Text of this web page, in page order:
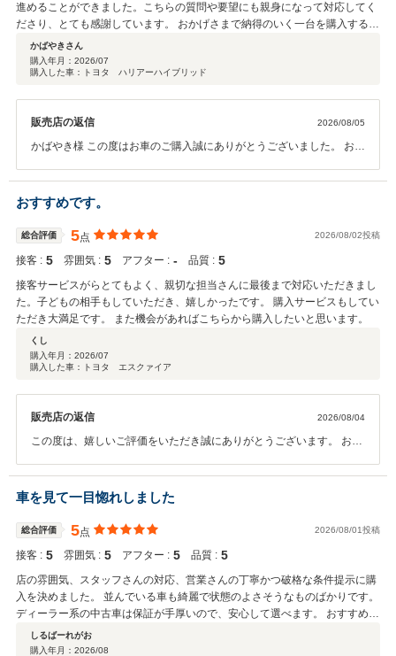
進めることができました。こちらの質問や要望にも親身になって対応してく
ださり、とても感謝しています。 おかげさまで納得のいく一台を購入するこ
とができ、大変満足しています。また機会がありましたら、ぜひお願いした
いと思います。本当にありがとうございました。
かばやきさん
購入年月： 2026/07
購入した車：トヨタ ハリアーハイブリッド
販売店の返信 2026/08/05
かばやき様 この度はお車のご購入誠にありがとうございました。 お褒
せていただきますので何卒宜しくお願い致します。また、機会があり
ました是非ともよろしくお願いいたします。
おすすめです。
総合評価 5点 2026/08/02投稿
接客 : 5 雰囲気 : 5 アフター : ‐ 品質 : 5
接客サービスがらとてもよく、親切な担当さんに最後まで対応いただきまし
た。子どもの相手もしていただき、嬉しかったです。 購入サービスもしてい
ただき大満足です。 また機会があればこちらから購入したいと思います。
くし
購入年月： 2026/07
購入した車：トヨタ エスクァイア
販売店の返信 2026/08/04
この度は、嬉しいご評価をいただき誠にありがとうございます。 お客
ます。 これからも安心・安全なカーライフをサポートできるよう努め
てまいりますので、 お車のことなら何でもお気軽にご相談ください。
今後ともよろしくお願いいたします
車を見て一目惚れしました
総合評価 5点 2026/08/01投稿
接客 : 5 雰囲気 : 5 アフター : 5 品質 : 5
店の雰囲気、スタッフさんの対応、営業さんの丁寧かつ破格な条件提示に購
入を決めました。 並んでいる車も綺麗で状態のよさそうなものばかりです。
ディーラー系の中古車は保証が手厚いので、安心して選べます。 おすすめの
お店です。
しるばーれがお
購入年月： 2026/08